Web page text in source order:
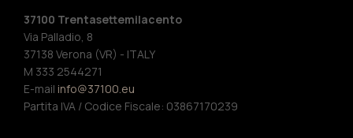
37100 Trentasettemilacento
Via Palladio, 8
37138 Verona (VR) - ITALY
M 333 2544271
E-mail info@37100.eu
Partita IVA / Codice Fiscale: 03867170239